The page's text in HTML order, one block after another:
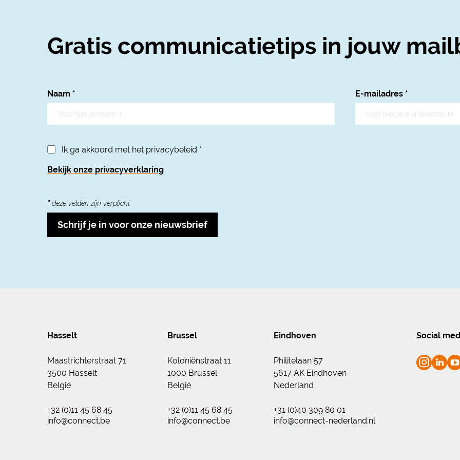
Gratis communicatietips in jouw
Naam * E-mailadres *
Ik ga akkoord met het privacybeleid *
Bekijk onze privacyverklaring
*deze velden zijn verplicht
Schrijf je in voor onze nieuwsbrief
Hasselt
Maastrichterstraat 71
3500 Hasselt
België
+32 (0)11 45 68 45
info@connect.be
Brussel
Koloniënstraat 11
1000 Brussel
België
+32 (0)11 45 68 45
info@connect.be
Eindhoven
Philitelaan 57
5617 AK Eindhoven
Nederland
+31 (0)40 309 80 01
info@connect-nederland.nl
Social